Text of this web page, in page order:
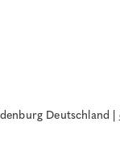
Deutschland |